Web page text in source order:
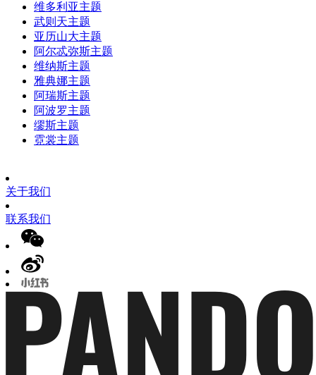
维多利亚主题
武则天主题
亚历山大主题
阿尔忒弥斯主题
维纳斯主题
雅典娜主题
阿瑞斯主题
阿波罗主题
缪斯主题
霓裳主题
关于我们
联系我们